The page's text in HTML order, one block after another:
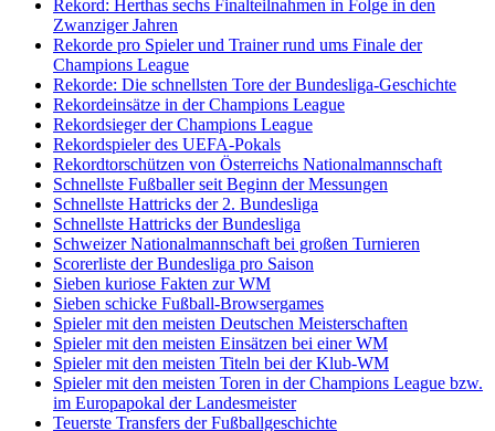
Rekord: Herthas sechs Finalteilnahmen in Folge in den
Zwanziger Jahren
Rekorde pro Spieler und Trainer rund ums Finale der
Champions League
Rekorde: Die schnellsten Tore der Bundesliga-Geschichte
Rekordeinsätze in der Champions League
Rekordsieger der Champions League
Rekordspieler des UEFA-Pokals
Rekordtorschützen von Österreichs Nationalmannschaft
Schnellste Fußballer seit Beginn der Messungen
Schnellste Hattricks der 2. Bundesliga
Schnellste Hattricks der Bundesliga
Schweizer Nationalmannschaft bei großen Turnieren
Scorerliste der Bundesliga pro Saison
Sieben kuriose Fakten zur WM
Sieben schicke Fußball-Browsergames
Spieler mit den meisten Deutschen Meisterschaften
Spieler mit den meisten Einsätzen bei einer WM
Spieler mit den meisten Titeln bei der Klub-WM
Spieler mit den meisten Toren in der Champions League bzw.
im Europapokal der Landesmeister
Teuerste Transfers der Fußballgeschichte